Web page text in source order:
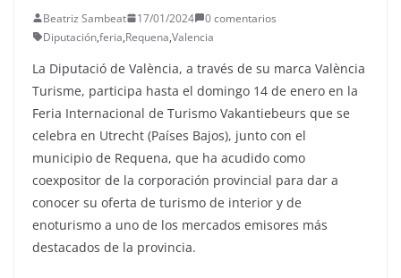
Beatriz Sambeat 17/01/2024
0 comentarios
Diputación,feria,Requena,Valencia
La Diputació de València, a través de su marca València
Turisme, participa hasta el domingo 14 de enero en la
Feria Internacional de Turismo Vakantiebeurs que se
celebra en Utrecht (Países Bajos), junto con el
municipio de Requena, que ha acudido como
coexpositor de la corporación provincial para dar a
conocer su oferta de turismo de interior y de
enoturismo a uno de los mercados emisores más
destacados de la provincia.